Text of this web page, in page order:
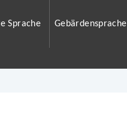
Sprache Gebärdensprache